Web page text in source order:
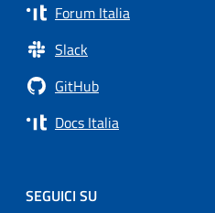
Forum Italia
Slack
GitHub
Docs Italia
SEGUICI SU